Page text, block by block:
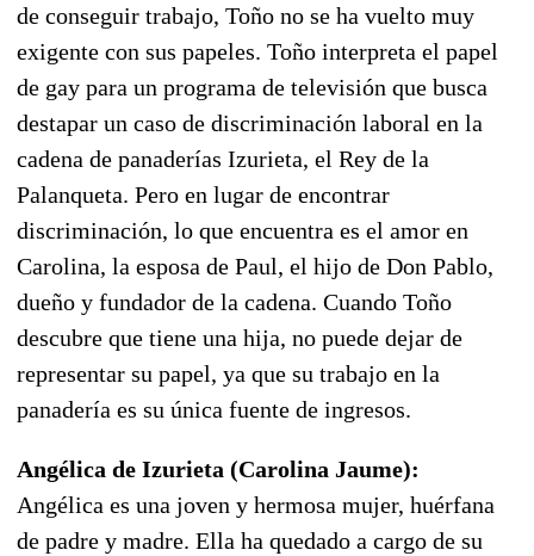
de conseguir trabajo, Toño no se ha vuelto muy
exigente con sus papeles. Toño interpreta el papel
de gay para un programa de televisión que busca
destapar un caso de discriminación laboral en la
cadena de panaderías Izurieta, el Rey de la
Palanqueta. Pero en lugar de encontrar
discriminación, lo que encuentra es el amor en
Carolina, la esposa de Paul, el hijo de Don Pablo,
dueño y fundador de la cadena. Cuando Toño
descubre que tiene una hija, no puede dejar de
representar su papel, ya que su trabajo en la
panadería es su única fuente de ingresos.
Angélica de Izurieta (Carolina Jaume):
Angélica es una joven y hermosa mujer, huérfana
de padre y madre. Ella ha quedado a cargo de su